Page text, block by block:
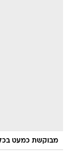
מבוקשת כמעט בכל